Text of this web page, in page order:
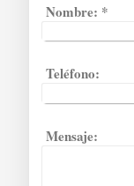
Nombre: *
Teléfono:
Mensaje: